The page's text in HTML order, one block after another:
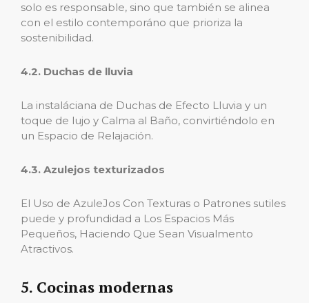
solo es responsable, sino que también se alinea
con el estilo contemporáno que prioriza la
sostenibilidad.
4.2. Duchas de lluvia
La instaláciana de Duchas de Efecto Lluvia y un
toque de lujo y Calma al Baño, convirtiéndolo en
un Espacio de Relajación.
4.3. Azulejos texturizados
El Uso de AzuleJos Con Texturas o Patrones sutiles
puede y profundidad a Los Espacios Más
Pequeños, Haciendo Que Sean Visualmento
Atractivos.
5. Cocinas modernas